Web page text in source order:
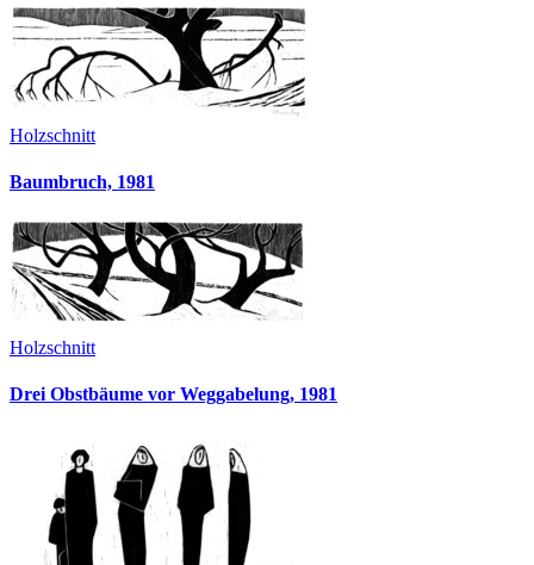
Holzschnitt
Baumbruch, 1981
Holzschnitt
Drei Obstbäume vor Weggabelung, 1981